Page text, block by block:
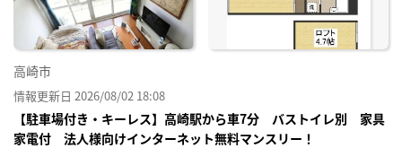
高崎市
情報更新日 2026/08/02 18:08
【駐車場付き・キーレス】高崎駅から車7分 バストイレ別 家具
家電付 法人様向けインターネット無料マンスリー！